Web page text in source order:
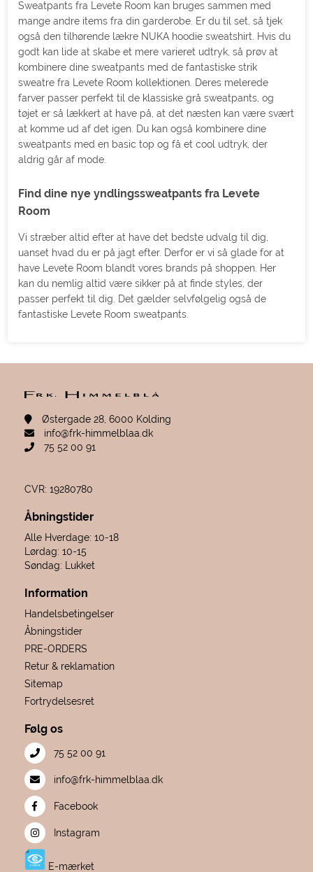
Sweatpants fra Levete Room kan bruges sammen med
mange andre items fra din garderobe. Er du til set, så tjek
også den tilhørende lækre NUKA hoodie sweatshirt. Hvis du
godt kan lide at skabe et mere varieret udtryk, så prøv at
kombinere dine sweatpants med de fantastiske strik
sweatre fra Levete Room kollektionen. Deres melerede
farver passer perfekt til de klassiske grå sweatpants, og
tøjet er så lækkert at have på, at det næsten kan være svært
at komme ud af det igen. Du kan også kombinere dine
sweatpants med en basic top og få et cool udtryk, der
aldrig går af mode.
Find dine nye yndlingssweatpants fra Levete
Room
Vi stræber altid efter at have det bedste udvalg til dig,
uanset hvad du er på jagt efter. Derfor er vi så glade for at
have Levete Room blandt vores brands på shoppen. Her
kan du nemlig altid være sikker på at finde styles, der
passer perfekt til dig. Det gælder selvfølgelig også de
fantastiske Levete Room sweatpants.
Østergade 28, 6000 Kolding
info@frk-himmelblaa.dk
75 52 00 91
CVR: 19280780
Åbningstider
Alle Hverdage: 10-18
Lørdag: 10-15
Søndag: Lukket
Information
Handelsbetingelser
Åbningstider
PRE-ORDERS
Retur & reklamation
Sitemap
Fortrydelsesret
Følg os
75 52 00 91
info@frk-himmelblaa.dk
Facebook
Instagram
E-mærket